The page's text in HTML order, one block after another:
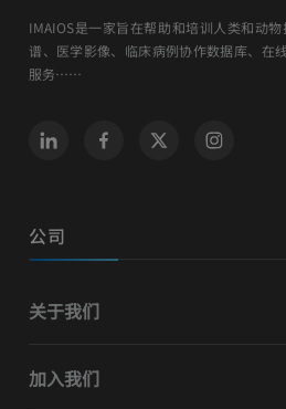
IMAIOS是一家旨在帮助和培训人类和动
谱、医学影像、临床病例协作数据库、在
服务……
公司
关于我们
加入我们